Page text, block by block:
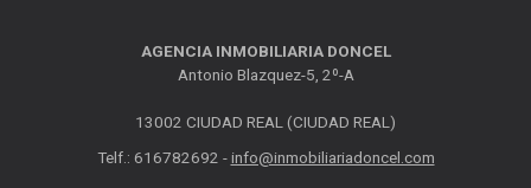
AGENCIA INMOBILIARIA DONCEL
Antonio Blazquez-5, 2º-A
13002 CIUDAD REAL (CIUDAD REAL)
Telf.: 616782692 -info@inmobiliariadoncel.com